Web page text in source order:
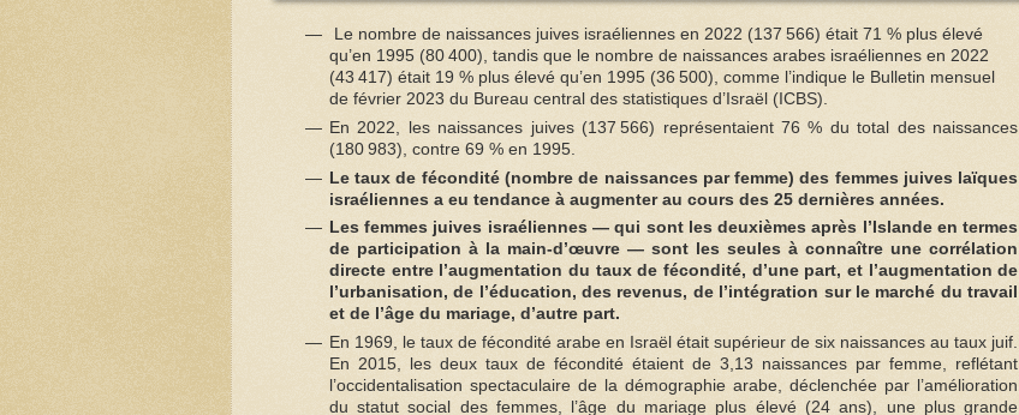
Le nombre de naissances juives israéliennes en 2022 (137 566) était 71 % plus élevé
qu’en 1995 (80 400), tandis que le nombre de naissances arabes israéliennes en 2022
(43 417) était 19 % plus élevé qu’en 1995 (36 500), comme l’indique le Bulletin mensuel
de février 2023 du Bureau central des statistiques d’Israël (ICBS).
En 2022, les naissances juives (137 566) représentaient 76 % du total des naissances
(180 983), contre 69 % en 1995.
Le taux de fécondité (nombre de naissances par femme) des femmes juives laïques
israéliennes a eu tendance à augmenter au cours des 25 dernières années.
Les femmes juives israéliennes — qui sont les deuxièmes après l’Islande en termes
de participation à la main-d’œuvre — sont les seules à connaître une corrélation
directe entre l’augmentation du taux de fécondité, d’une part, et l’augmentation de
l’urbanisation, de l’éducation, des revenus, de l’intégration sur le marché du travail
et de l’âge du mariage, d’autre part.
En 1969, le taux de fécondité arabe en Israël était supérieur de six naissances au taux juif.
En 2015, les deux taux de fécondité étaient de 3,13 naissances par femme, reflétant
l’occidentalisation spectaculaire de la démographie arabe, déclenchée par l’amélioration
du statut social des femmes, l’âge du mariage plus élevé (24 ans), une plus grande